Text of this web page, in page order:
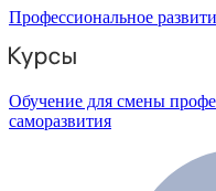
Профессиональное
Обучение для смены
саморазвития